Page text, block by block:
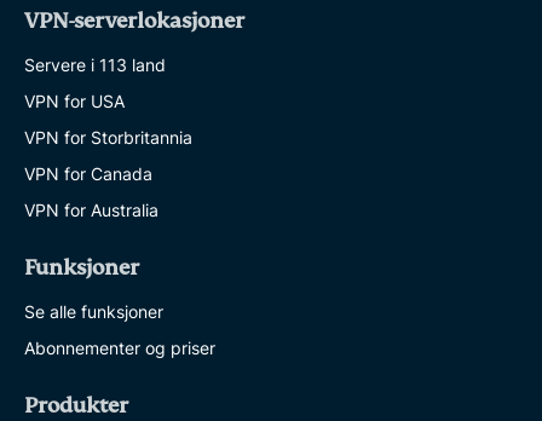
VPN-serverlokasjoner
Servere i 113 land
VPN for USA
VPN for Storbritannia
VPN for Canada
VPN for Australia
Funksjoner
Se alle funksjoner
Abonnementer og priser
Produkter